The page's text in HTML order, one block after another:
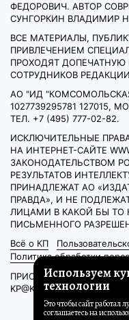
ФЕДОРОВИЧ. АВТОР
СУНГОРКИН ВЛАДИМИР
ВСЕ МАТЕРИАЛЫ,
ПРИВЛЕЧЕНИЕМ
ПРОХОДЯТ ДОПЕЧАТНУЮ
СОТРУДНИКОВ
АО "ИД "КОМСОМОЛЬСКАЯ
1027739295781 127015,
ТЕЛ. +7 (495) 777-02-82.
ИСКЛЮЧИТЕЛЬНЫЕ
НА ИНТЕРНЕТ-САЙТЕ
ЗАКОНОДАТЕЛЬСТВОМ
РЕЗУЛЬТАТОВ
ПРИНАДЛЕЖАТ АО
ПРАВДА», И НЕ
ЛИЦАМИ В КАКОЙ БЫ ТО
ПИСЬМЕННОГО
Всё о КП
Политика обработки
ПРИОБРЕТЕНИЕ
KP@KP.RU
Используем
технологии
Это чтобы сайт работал
соглашаетесь на